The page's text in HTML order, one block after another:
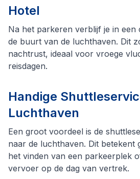
Hotel
Na het parkeren verblijf je in
de buurt van de luchthaven. Dit
nachtrust, ideaal voor vroege
reisdagen.
Handige
Luchthaven
Een groot voordeel is de
naar de luchthaven. Dit betekent
het vinden van een parkeerplek
vervoer op de dag van vertrek.